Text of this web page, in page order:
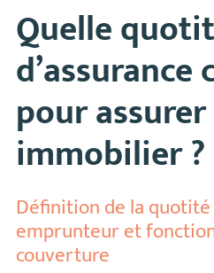
Quelle
pour
immobilier ?
Définition de la quotité
emprunteur et
couverture